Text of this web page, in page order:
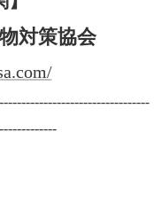
対策協会